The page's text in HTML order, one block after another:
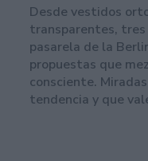
Desde vestidos
transparentes,
pasarela de la
propuestas que
consciente.
tendencia y que